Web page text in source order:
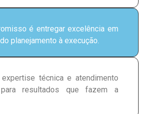
é entregar excelência em
planejamento à execução.
expertise técnica e atendimento
para resultados que fazem a